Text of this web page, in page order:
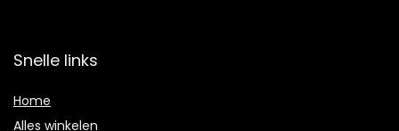
Snelle links
Home
Alles winkelen